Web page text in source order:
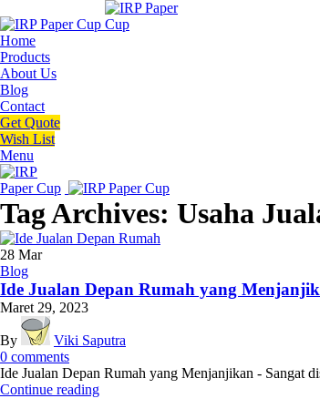
Home
Products
About Us
Blog
Contact
Get Quote
Wish List
Menu
Tag Archives: Usaha
28 Mar
Blog
Ide Jualan Depan Rumah yang
Maret 29, 2023
By
Viki Saputra
0 comments
Ide Jualan Depan Rumah yang Menjanjikan - Sangat
Continue reading